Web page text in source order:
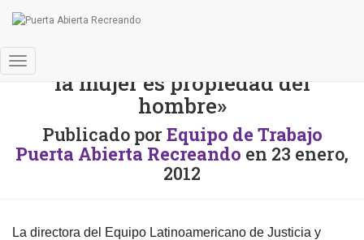
Cambiar
«Todavía subsiste la idea de que
la mujer es propiedad del
hombre»
Publicado porEquipo de Trabajo
Puerta Abierta Recreando en 23 enero,
2012
La directora del Equipo Latinoamericano de Justicia y